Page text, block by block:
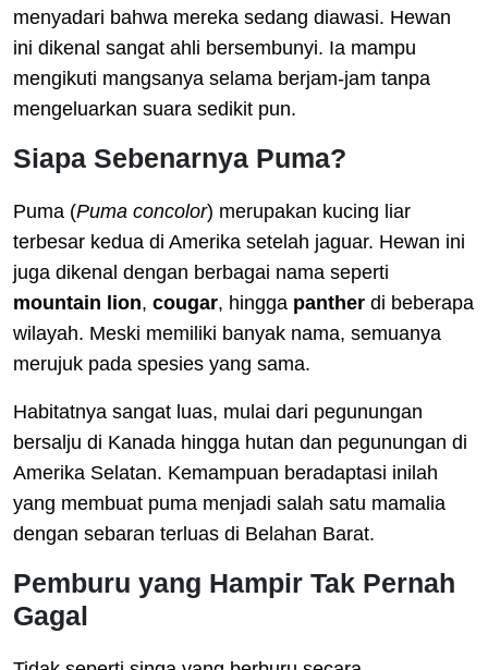
menyadari bahwa mereka sedang diawasi. Hewan
ini dikenal sangat ahli bersembunyi. Ia mampu
mengikuti mangsanya selama berjam-jam tanpa
mengeluarkan suara sedikit pun.
Siapa Sebenarnya Puma?
Puma (Puma concolor) merupakan kucing liar
terbesar kedua di Amerika setelah jaguar. Hewan ini
juga dikenal dengan berbagai nama seperti
mountain lion, cougar, hingga panther di beberapa
wilayah. Meski memiliki banyak nama, semuanya
merujuk pada spesies yang sama.
Habitatnya sangat luas, mulai dari pegunungan
bersalju di Kanada hingga hutan dan pegunungan di
Amerika Selatan. Kemampuan beradaptasi inilah
yang membuat puma menjadi salah satu mamalia
dengan sebaran terluas di Belahan Barat.
Pemburu yang Hampir Tak Pernah
Gagal